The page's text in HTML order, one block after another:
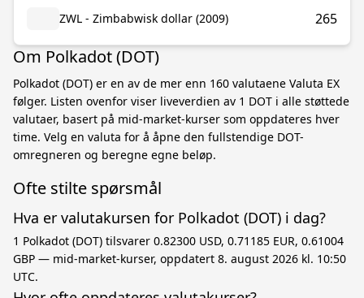
ZWL - Zimbabwisk dollar (2009) 265
Om Polkadot (DOT)
Polkadot (DOT) er en av de mer enn 160 valutaene Valuta EX
følger. Listen ovenfor viser liveverdien av 1 DOT i alle støttede
valutaer, basert på mid-market-kurser som oppdateres hver
time. Velg en valuta for å åpne den fullstendige DOT-
omregneren og beregne egne beløp.
Ofte stilte spørsmål
Hva er valutakursen for Polkadot (DOT) i dag?
1 Polkadot (DOT) tilsvarer 0.82300 USD, 0.71185 EUR, 0.61004
GBP — mid-market-kurser, oppdatert 8. august 2026 kl. 10:50
UTC.